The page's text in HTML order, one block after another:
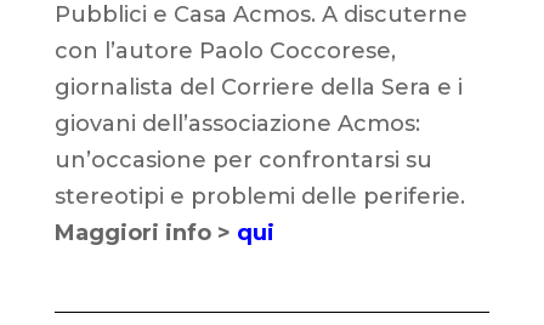
Pubblici e Casa Acmos. A discuterne
con l’autore Paolo Coccorese,
giornalista del Corriere della Sera e i
giovani dell’associazione Acmos:
un’occasione per confrontarsi su
stereotipi e problemi delle periferie.
Maggiori info > qui